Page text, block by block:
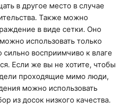
в другое место в случае
Также можно
в виде сетки. Оно
использовать только
сильно восприимчиво к влаге
Если же вы не хотите, чтобы
проходящие мимо люди,
можно использовать
из досок низкого качества.